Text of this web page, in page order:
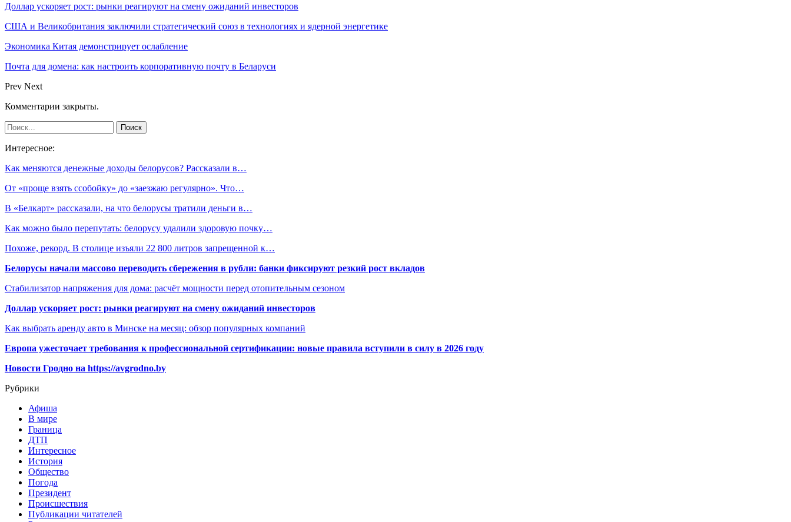
Доллар ускоряет рост: рынки реагируют на смену ожиданий инвесторов
США и Великобритания заключили стратегический союз в технологиях и ядерной энергетике
Экономика Китая демонстрирует ослабление
Почта для домена: как настроить корпоративную почту в Беларуси
Prev Next
Комментарии закрыты.
Интересное:
Как меняются денежные доходы белорусов? Рассказали в…
От «проще взять ссобойку» до «заезжаю регулярно». Что…
В «Белкарт» рассказали, на что белорусы тратили деньги в…
Как можно было перепутать: белорусу удалили здоровую почку…
Похоже, рекорд. В столице изъяли 22 800 литров запрещенной к…
Белорусы начали массово переводить сбережения в рубли: банки фиксируют резкий рост вкладов
Стабилизатор напряжения для дома: расчёт мощности перед отопительным сезоном
Доллар ускоряет рост: рынки реагируют на смену ожиданий инвесторов
Как выбрать аренду авто в Минске на месяц: обзор популярных компаний
Европа ужесточает требования к профессиональной сертификации: новые правила вступили в силу в 2026 году
Новости Гродно на https://avgrodno.by
Рубрики
Афиша
В мире
Граница
ДТП
Интересное
История
Общество
Погода
Президент
Происшествия
Публикации читателей